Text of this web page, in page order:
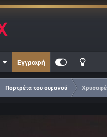
Εγγραφή
Πορτρέτα του ουρανού